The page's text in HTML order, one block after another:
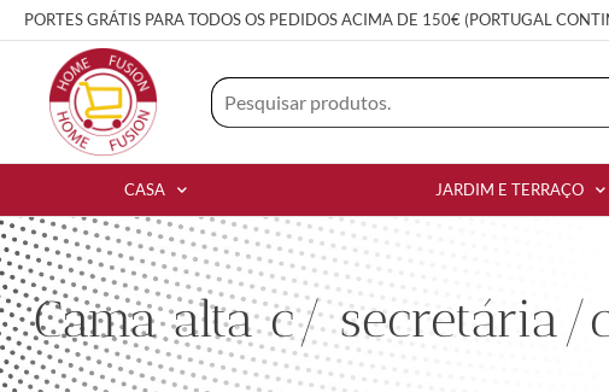
PORTES GRÁTIS PARA TODOS OS PEDIDOS ACIMA DE 150€ (PORTUGAL
CASA JARDIM E TERRAÇO
Cama alta c/